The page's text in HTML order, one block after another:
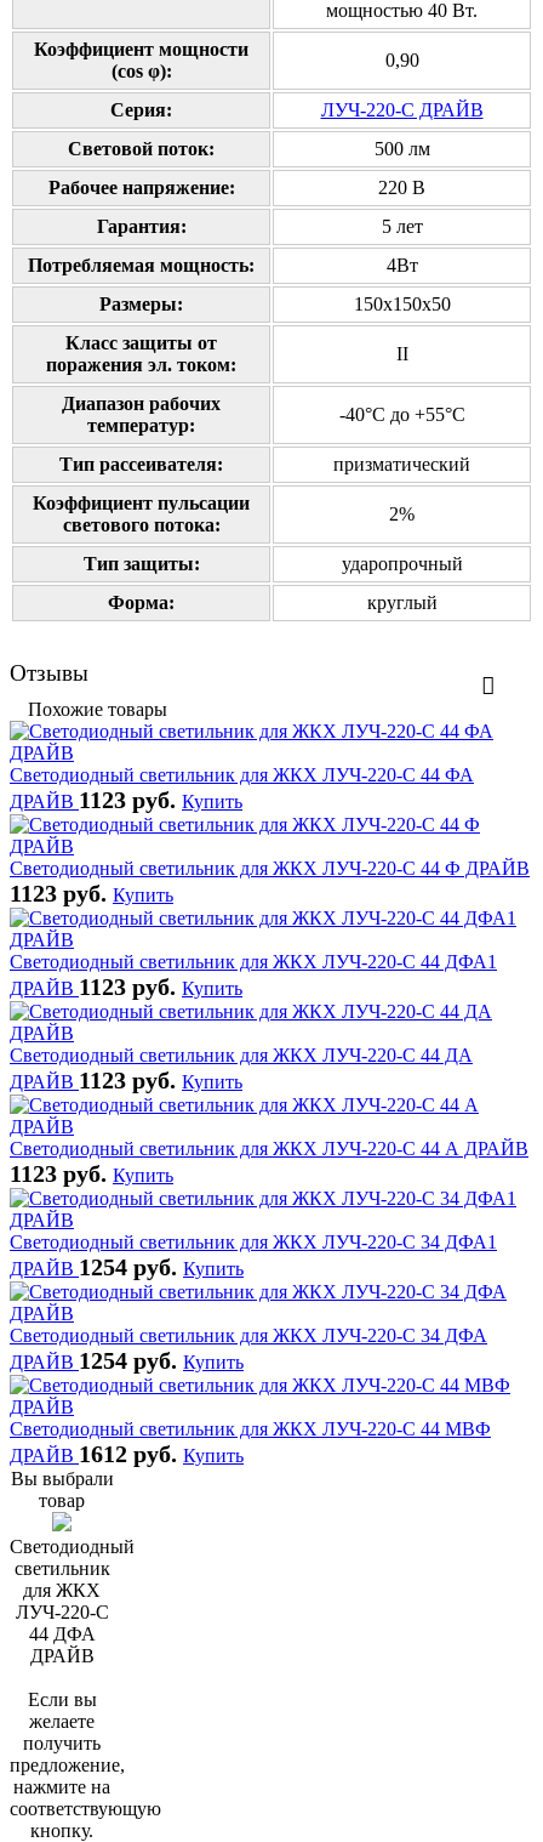
мощностью 40 Вт.
Коэффициент мощности
(cos φ):
0,90
Серия:
ЛУЧ-220-С ДРАЙВ
Cветовой поток:
500 лм
Рабочее напряжение:
220 В
Гарантия:
5 лет
Потребляемая мощность:
4Вт
Размеры:
150х150х50
Класс защиты от
поражения эл. током:
II
Диапазон рабочих
температур:
-40°С до +55°С
Тип рассеивателя:
призматический
Коэффициент пульсации
светового потока:
2%
Тип защиты:
ударопрочный
Форма:
круглый
Отзывы
Похожие товары
Светодиодный светильник для ЖКХ ЛУЧ-220-С 44 ФА
ДРАЙВ 1123 руб. Купить
Светодиодный светильник для ЖКХ ЛУЧ-220-С 44 Ф ДРАЙВ
1123 руб. Купить
Светодиодный светильник для ЖКХ ЛУЧ-220-С 44 ДФА1
ДРАЙВ 1123 руб. Купить
Светодиодный светильник для ЖКХ ЛУЧ-220-С 44 ДА
ДРАЙВ 1123 руб. Купить
Светодиодный светильник для ЖКХ ЛУЧ-220-С 44 А ДРАЙВ
1123 руб. Купить
Светодиодный светильник для ЖКХ ЛУЧ-220-С 34 ДФА1
ДРАЙВ 1254 руб. Купить
Светодиодный светильник для ЖКХ ЛУЧ-220-С 34 ДФА
ДРАЙВ 1254 руб. Купить
Светодиодный светильник для ЖКХ ЛУЧ-220-С 44 МВФ
ДРАЙВ 1612 руб. Купить
Вы выбрали
товар
Светодиодный
светильник
для ЖКХ
ЛУЧ-220-С
44 ДФА
ДРАЙВ
Если вы
желаете
получить
предложение,
нажмите на
соответствующую
кнопку.